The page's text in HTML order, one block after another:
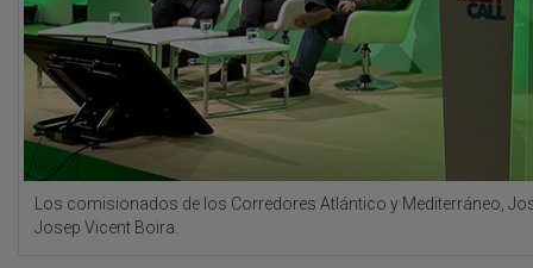
Los comisionados de los Corredores Atlántico y Mediterráneo,
Josep Vicent Boira.